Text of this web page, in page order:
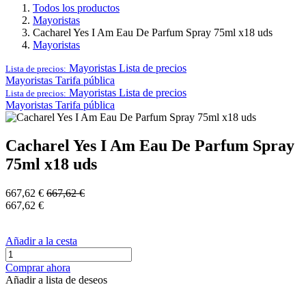
Todos los productos
Mayoristas
Cacharel Yes I Am Eau De Parfum Spray 75ml x18 uds
Mayoristas
Lista de precios: Mayoristas Lista de precios
Mayoristas Tarifa pública
Lista de precios: Mayoristas Lista de precios
Mayoristas Tarifa pública
Cacharel Yes I Am Eau De Parfum Spray
75ml x18 uds
667,62 € 667,62€
667,62 €
Añadir a la cesta
Comprar ahora
Añadir a lista de deseos